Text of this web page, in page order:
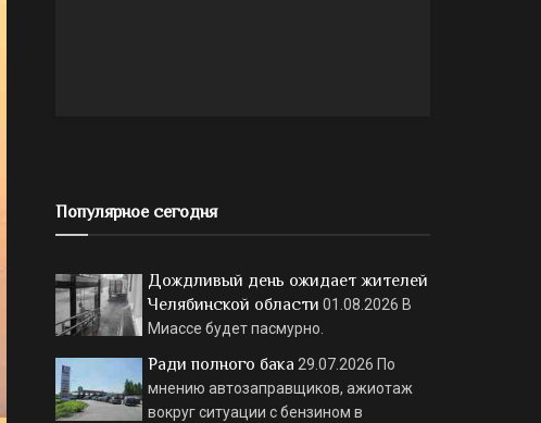
Популярное сегодня
Дождливый день ожидает жителей
Челябинской области 01.08.2026 В
Миассе будет пасмурно.
Ради полного бака 29.07.2026 По
мнению автозаправщиков, ажиотаж
вокруг ситуации с бензином в